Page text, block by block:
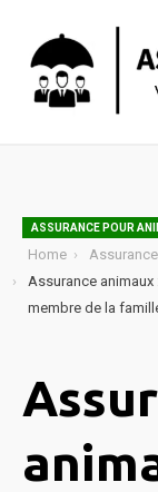
ASSURANCE POUR
Home
Assurance
membre de la